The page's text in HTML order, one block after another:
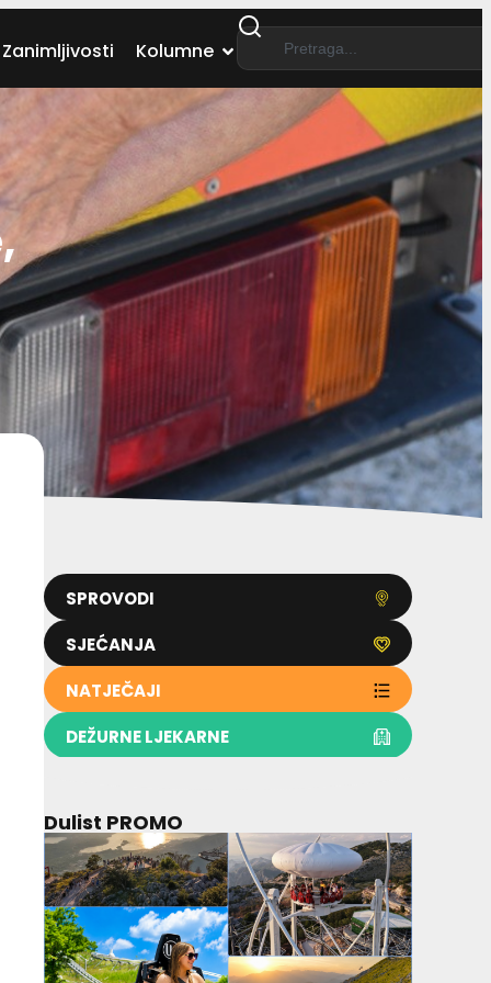
Zanimljivosti Kolumne
SPROVODI
SJEĆANJA
NATJEČAJI
DEŽURNE LJEKARNE
Dulist PROMO